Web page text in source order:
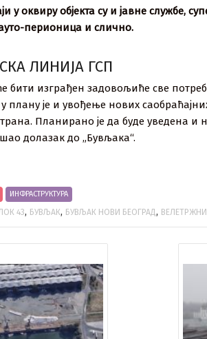
у оквиру објекта су и јавне службе,
перионица и слично.
ЛИНИЈА ГСП
бити изграђен задовољиће све
плану је и увођење нових
Планирано је да буде уведена и
долазак до „Бувљака“.
ИНФРАСТРУКТУРА
43, БУВЉАК, БУВЉАК НОВИ БЕОГРАД,